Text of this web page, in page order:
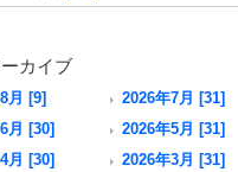
カイブ
月 [9]
2026年7月 [31]
月 [30]
2026年5月 [31]
月 [30]
2026年3月 [31]